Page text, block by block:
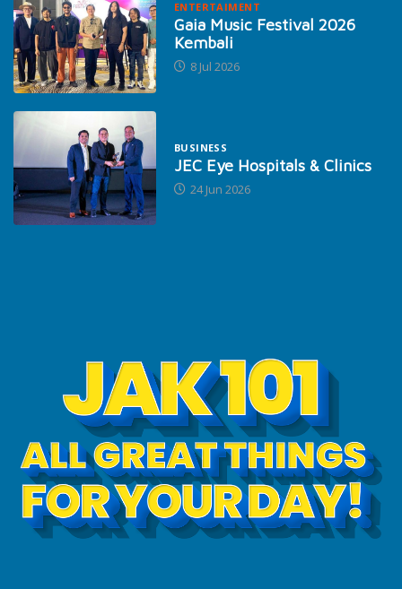
ENTERTAIMENT
Gaia Music Festival 2026
Kembali
8 Jul 2026
BUSINESS
JEC Eye Hospitals & Clinics
24 Jun 2026